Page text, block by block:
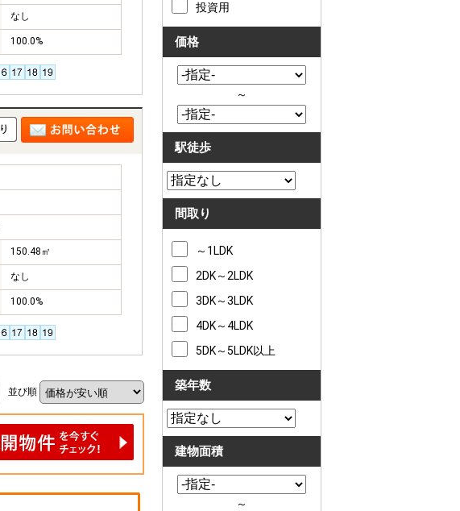
なし
100.0%
150.48㎡
なし
100.0%
並び順
投資用
価格
～
駅徒歩
間取り
～1LDK
2DK～2LDK
3DK～3LDK
4DK～4LDK
5DK～5LDK以上
築年数
建物面積
～